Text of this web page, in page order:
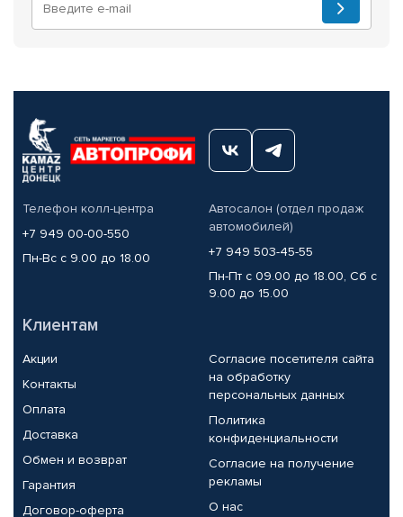
Телефон колл-центра
+7 949 00-00-550
Пн-Вс с 9.00 до 18.00
Автосалон (отдел продаж
автомобилей)
+7 949 503-45-55
Пн-Пт с 09.00 до 18.00, Сб с
9.00 до 15.00
Клиентам
Акции
Контакты
Оплата
Доставка
Обмен и возврат
Гарантия
Договор-оферта
Согласие посетителя сайта
на обработку
персональных данных
Политика
конфиденциальности
Согласие на получение
рекламы
О нас